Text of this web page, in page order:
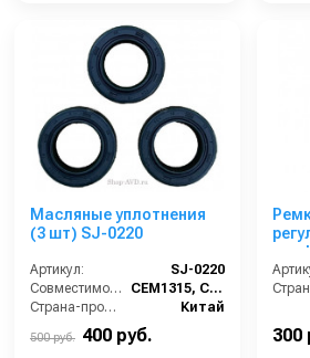
Масляные уплотнения
(3 шт) SJ-0220
Артикул:
SJ-0220
Совместимость:
CEM1315, CEM1315-2, CEM1318, CEM1318-2
Страна-производитель:
Китай
500 руб. 400 руб.
для
H6
300